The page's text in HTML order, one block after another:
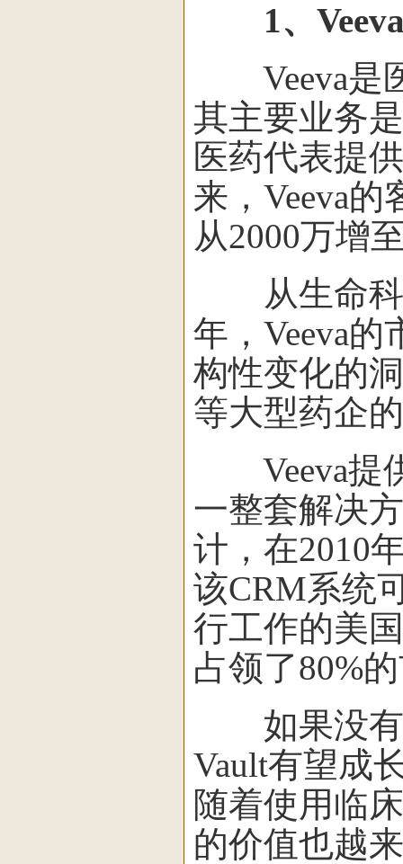
1、
Veeva是医
其主要业务
医药代表提
来，Veeva
从2000万增
从生命科
年，Veeva
构性变化的
等大型药企
Veeva提供
一整套解决
计，在2010
该CRM系统
行工作的美
占领了80%
如果没有
Vault有望成
随着使用临
的价值也越